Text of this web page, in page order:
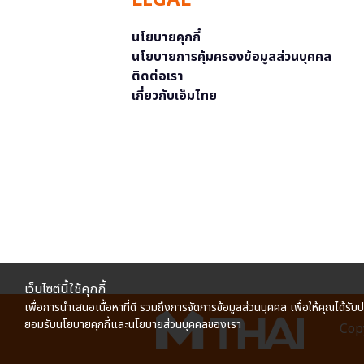
นโยบายคุกกี้
นโยบายการคุ้มครองข้อมูลส่วนบุคคล
ติดต่อเรา
เกี่ยวกับเอ็มไทย
เว็บไซต์นี้ใช้คุกกี้
เพื่อการนำเสนอเนื้อหาที่ดี รวมถึงการจัดการข้อมูลส่วนบุคคล เพื่อให้คุณได้รั
ยอมรับนโยบายคุกกี้และนโยบายส่วนบุคคลของเรา